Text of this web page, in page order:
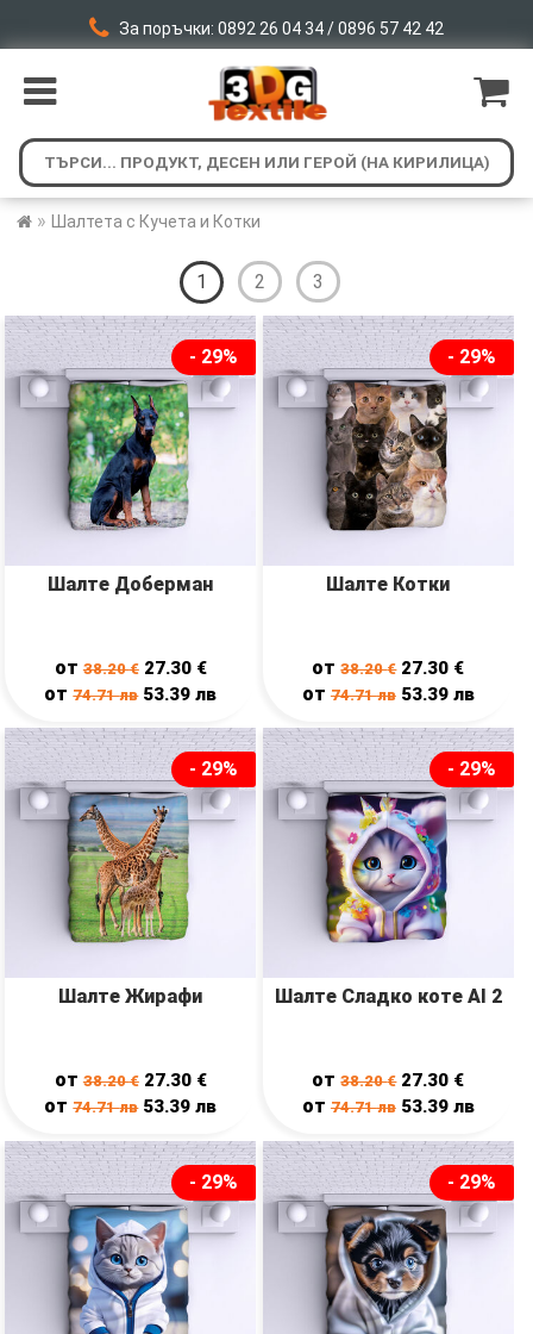
За поръчки: 0892 26 04 34 / 0896 57 42 42
» Шалтета с Кучета и Котки
1 2 3
- 29%
Шалте Доберман
от38.20€ 27.30 €
от74.71лв 53.39лв
- 29%
Шалте Котки
от38.20€ 27.30 €
от 74.71лв 53.39 лв
- 29%
Шалте Жирафи
от38.20€ 27.30 €
от74.71лв 53.39лв
- 29%
Шалте Сладко коте AI 2
от38.20€ 27.30 €
от 74.71лв 53.39 лв
- 29% - 29%